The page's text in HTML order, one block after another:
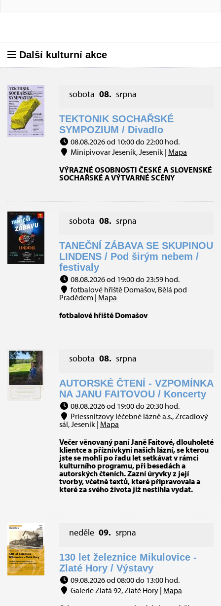
Další kulturní akce
sobota 08. srpna
TEKTONIK SOCHAŘSKÉ
SYMPOZIUM / Divadlo
08.08.2026 od 10:00 do 22:00 hod.
Minipivovar Jeseník, Jeseník | Mapa
VÝRAZNÉ OSOBNOSTI ČESKÉ A SLOVENSKÉ
SOCHAŘSKÉ A VÝTVARNÉ SCÉNY
sobota 08. srpna
TANEČNÍ ZÁBAVA SE SKUPINOU
LINDENS / Pod širým nebem /
festivaly
08.08.2026 od 19:00 do 23:59 hod.
fotbalové hřiště Domašov, Bělá pod
Pradědem | Mapa
fotbalové hřiště Domašov
sobota 08. srpna
AUTORSKÉ ČTENÍ - VZPOMÍNKA
NA JANU FAITOVOU / Koncerty
08.08.2026 od 19:00 do 20:30 hod.
Priessnitzovy léčebné lázně a.s., Zrcadlový
sál, Jeseník | Mapa
Večer věnovaný paní Janě Faitové, dlouholeté
klientce a příznivkyni našich lázní, se kterou
jste se mohli po řadu let setkávat v rámci
kulturního programu, při besedách a
autorských čteních. Zazní úryvky z její
tvorby, včetně textů, které připravovala a
které za svého života již nestihla vydat.
neděle 09. srpna
130 let železnice Mikulovice -
Zlaté Hory / Výstavy
09.08.2026 od 08:00 do 13:00 hod.
Galerie Zlatá 92, Zlaté Hory | Mapa